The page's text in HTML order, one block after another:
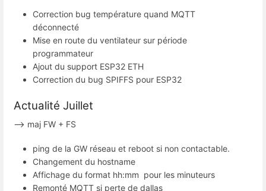
Correction bug température quand MQTT
déconnecté
Mise en route du ventilateur sur période
programmateur
Ajout du support ESP32 ETH
Correction du bug SPIFFS pour ESP32
Actualité Juillet
--> maj FW + FS
ping de la GW réseau et reboot si non contactable.
Changement du hostname
Affichage du format hh:mm pour les minuteurs
Remonté MQTT si perte de dallas